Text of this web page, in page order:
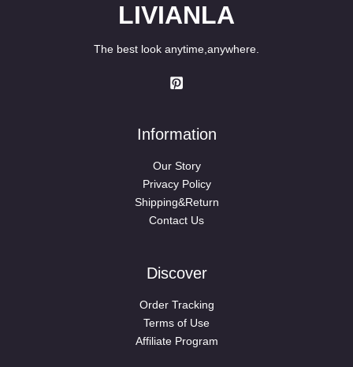
LIVIANLA
The best look anytime,anywhere.
Information
Our Story
Privacy Policy
Shipping&Return
Contact Us
Discover
Order Tracking
Terms of Use
Affiliate Program